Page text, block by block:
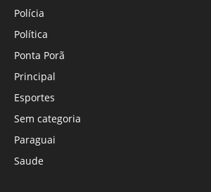
Polícia
Política
Ponta Porã
Principal
Esportes
Sem categoria
Paraguai
Saude